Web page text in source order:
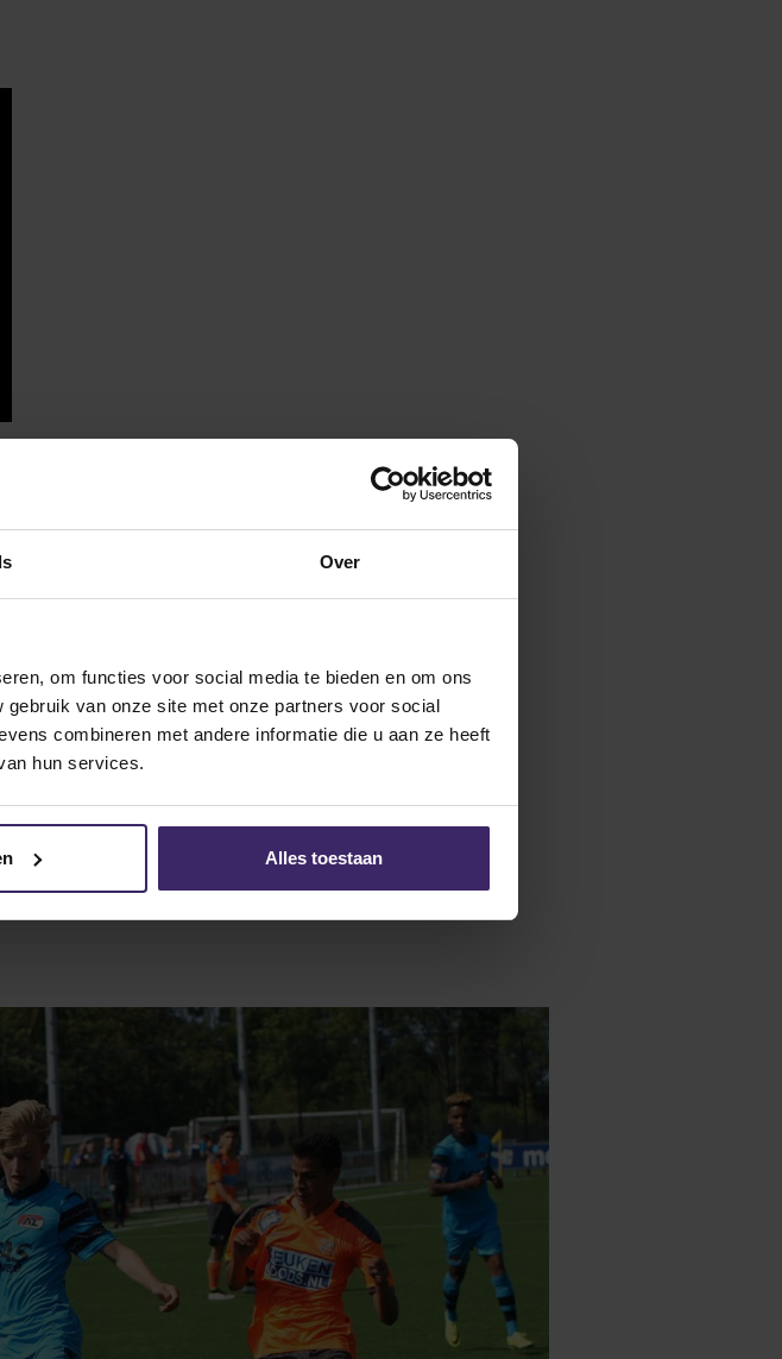
Over
om functies voor social media te bieden en om ons
van onze site met onze partners voor social
combineren met andere informatie die u aan ze heeft
hun services.
Alles toestaan